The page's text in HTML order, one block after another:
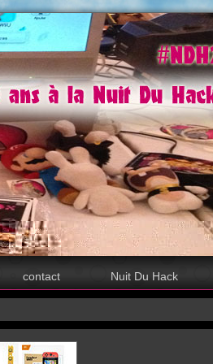
contact Nuit Du Hack